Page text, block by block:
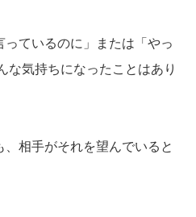
っているのに」または「やっ
気持ちになったことはあり
相手がそれを望んでいると